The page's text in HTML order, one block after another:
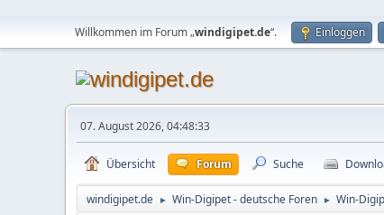
Willkommen im Forum „windigipet.de“. Einloggen
07. August 2026, 04:48:33
Übersicht Forum Suche
windigipet.de ► Win-Digipet - deutsche Foren ► Win-